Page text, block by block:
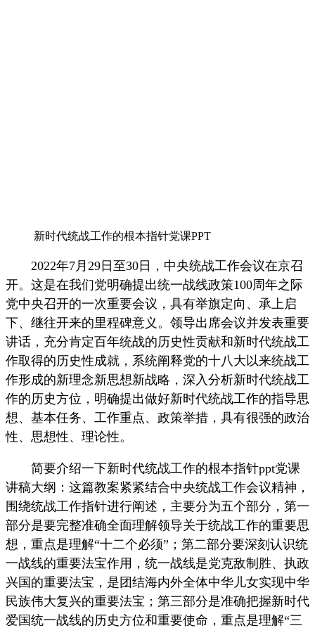
新时代统战工作的根本指针党课PPT
2022年7月29日至30日，中央统战工作会议在京召
开。这是在我们党明确提出统一战线政策100周年之际
党中央召开的一次重要会议，具有举旗定向、承上启
下、继往开来的里程碑意义。领导出席会议并发表重要
讲话，充分肯定百年统战的历史性贡献和新时代统战工
作取得的历史性成就，系统阐释党的十八大以来统战工
作形成的新理念新思想新战略，深入分析新时代统战工
作的历史方位，明确提出做好新时代统战工作的指导思
想、基本任务、工作重点、政策举措，具有很强的政治
性、思想性、理论性。
简要介绍一下新时代统战工作的根本指针ppt党课
讲稿大纲：这篇教案紧紧结合中央统战工作会议精神，
围绕统战工作指针进行阐述，主要分为五个部分，第一
部分是要完整准确全面理解领导关于统战工作的重要思
想，重点是理解“十二个必须”；第二部分要深刻认识统
一战线的重要法宝作用，统一战线是党克敌制胜、执政
兴国的重要法宝，是团结海内外全体中华儿女实现中华
民族伟大复兴的重要法宝；第三部分是准确把握新时代
爱国统一战线的历史方位和重要使命，重点是理解“三